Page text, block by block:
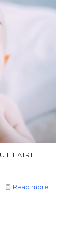
FAIRE
Read more